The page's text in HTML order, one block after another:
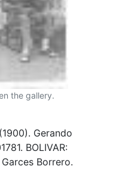
the gallery.
Gerando
BOLIVAR:
Borrero.